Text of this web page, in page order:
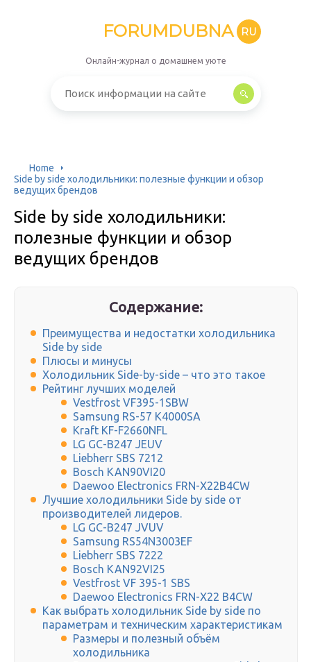
FORUMDUBNA RU
Онлайн-журнал о домашнем уюте
Home
Side by side холодильники: полезные функции и обзор
ведущих брендов
Side by side холодильники:
полезные функции и обзор
ведущих брендов
Содержание:
Преимущества и недостатки холодильника
Side by side
Плюсы и минусы
Холодильник Side-by-side – что это такое
Рейтинг лучших моделей
Vestfrost VF395-1SBW
Samsung RS-57 K4000SA
Kraft KF-F2660NFL
LG GC-B247 JEUV
Liebherr SBS 7212
Bosch KAN90VI20
Daewoo Electronics FRN-X22B4CW
Лучшие холодильники Side by side от
производителей лидеров.
LG GC-B247 JVUV
Samsung RS54N3003EF
Liebherr SBS 7222
Bosch KAN92VI25
Vestfrost VF 395-1 SBS
Daewoo Electronics FRN-X22 B4CW
Как выбрать холодильник Side by side по
параметрам и техническим характеристикам
Размеры и полезный объём
холодильника